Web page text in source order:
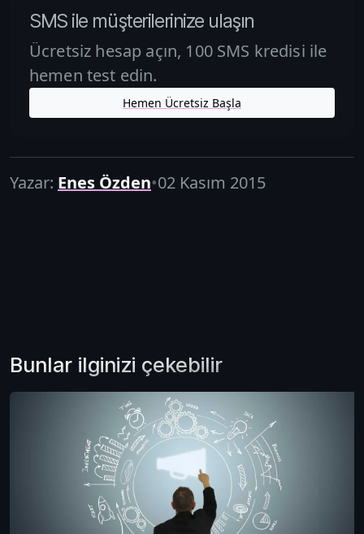
SMS ile müşterilerinize ulaşın
Ücretsiz hesap açın, 100 SMS kredisi ile
hemen test edin.
Hemen Ücretsiz Başla
Yazar: Enes Özden•02 Kasım 2015
Bunlar ilginizi çekebilir